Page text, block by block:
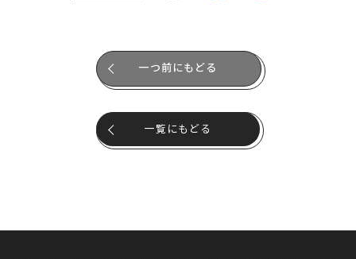
一つ前にもどる
一覧にもどる